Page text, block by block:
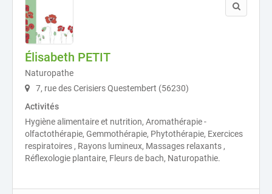
Élisabeth PETIT
Naturopathe
7, rue des Cerisiers Questembert (56230)
Activités
Hygiène alimentaire et nutrition, Aromathérapie -
olfactothérapie, Gemmothérapie, Phytothérapie, Exercices
respiratoires , Rayons lumineux, Massages relaxants ,
Réflexologie plantaire, Fleurs de bach, Naturopathie.